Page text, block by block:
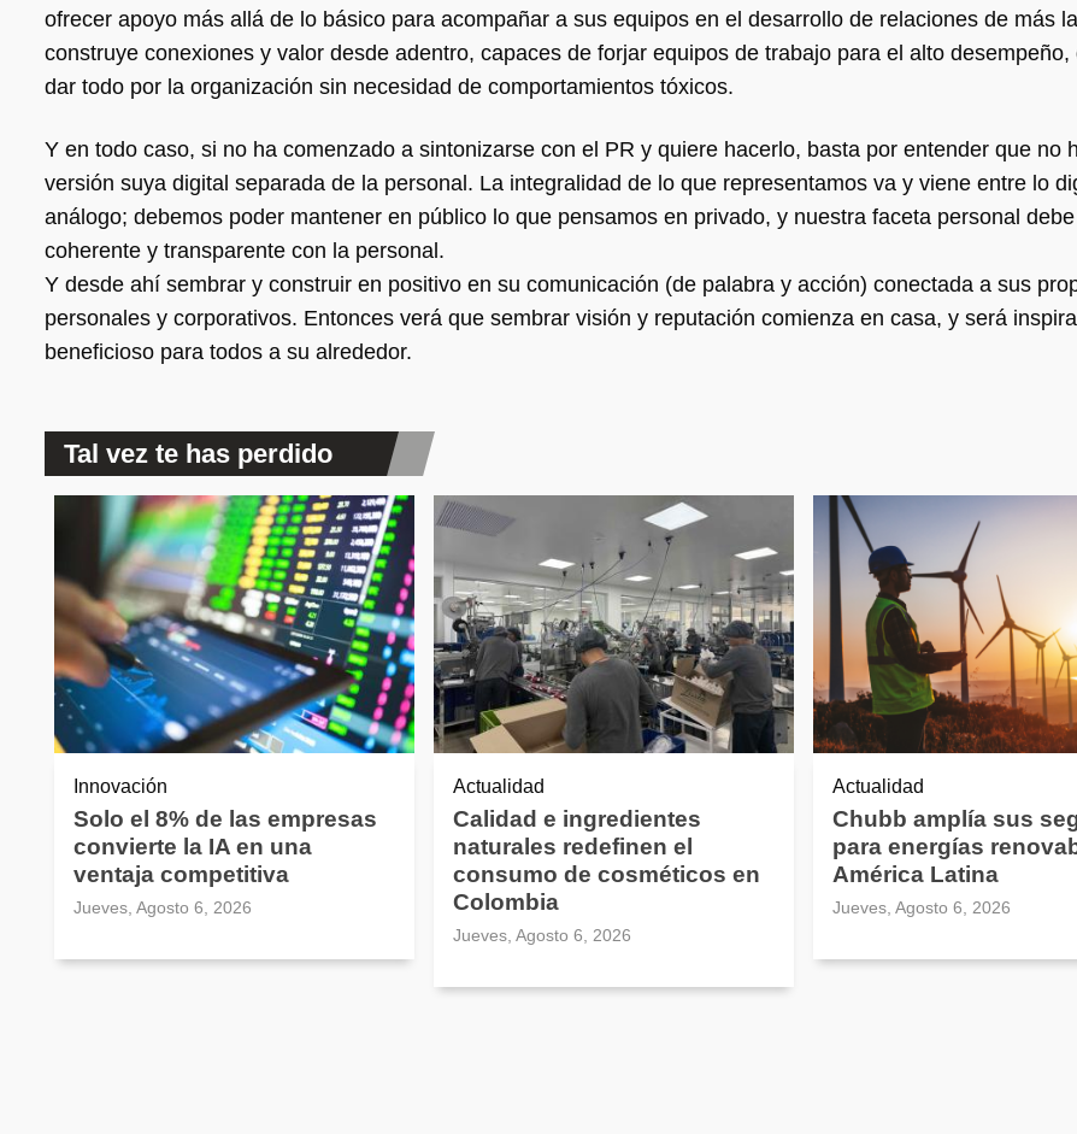
ofrecer apoyo más allá de lo básico para acompañar a sus equipos en el desarrollo de relaciones de más
construye conexiones y valor desde adentro, capaces de forjar equipos de trabajo para el alto desempeño,
dar todo por la organización sin necesidad de comportamientos tóxicos.
Y en todo caso, si no ha comenzado a sintonizarse con el PR y quiere hacerlo, basta por entender que no
versión suya digital separada de la personal. La integralidad de lo que representamos va y viene entre lo
análogo; debemos poder mantener en público lo que pensamos en privado, y nuestra faceta personal
coherente y transparente con la personal.
Y desde ahí sembrar y construir en positivo en su comunicación (de palabra y acción) conectada a sus
personales y corporativos. Entonces verá que sembrar visión y reputación comienza en casa, y será
beneficioso para todos a su alrededor.
Tal vez te has perdido
Innovación
Solo el 8% de las empresas
convierte la IA en una
ventaja competitiva
Jueves, Agosto 6, 2026
Actualidad
Calidad e ingredientes
naturales redefinen el
consumo de cosméticos en
Colombia
Jueves, Agosto 6, 2026
Actualidad
Chubb amplía sus
para energías
América Latina
Jueves, Agosto 6, 2026